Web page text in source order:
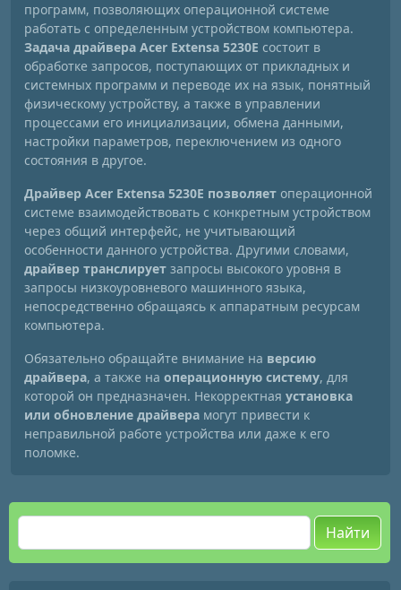
программ, позволяющих операционной системе
работать с определенным устройством компьютера.
Задача драйвера Acer Extensa 5230E состоит в
обработке запросов, поступающих от прикладных и
системных программ и переводе их на язык, понятный
физическому устройству, а также в управлении
процессами его инициализации, обмена данными,
настройки параметров, переключением из одного
состояния в другое.
Драйвер Acer Extensa 5230E позволяет операционной
системе взаимодействовать с конкретным устройством
через общий интерфейс, не учитывающий
особенности данного устройства. Другими словами,
драйвер транслирует запросы высокого уровня в
запросы низкоуровневого машинного языка,
непосредственно обращаясь к аппаратным ресурсам
компьютера.
Обязательно обращайте внимание на версию
драйвера, а также на операционную систему, для
которой он предназначен. Некорректная установка
или обновление драйвера могут привести к
неправильной работе устройства или даже к его
поломке.
Найти